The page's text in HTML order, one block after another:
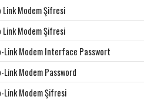
Link Modem Şifresi
Link Modem Şifresi
Link Modem Interface Passwort
Link Modem Password
Link Modem Şifresi